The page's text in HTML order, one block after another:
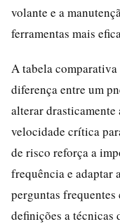
volante e a
ferramentas mais
A tabela
diferença entre um
alterar drasticamente
velocidade crítica
de risco reforça a
frequência e adaptar
perguntas
definições a técnicas